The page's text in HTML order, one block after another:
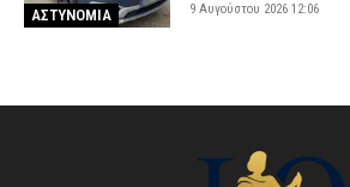
ΑΣΤΥΝΟΜΙΑ 9 Αυγούστου 2026 12:06